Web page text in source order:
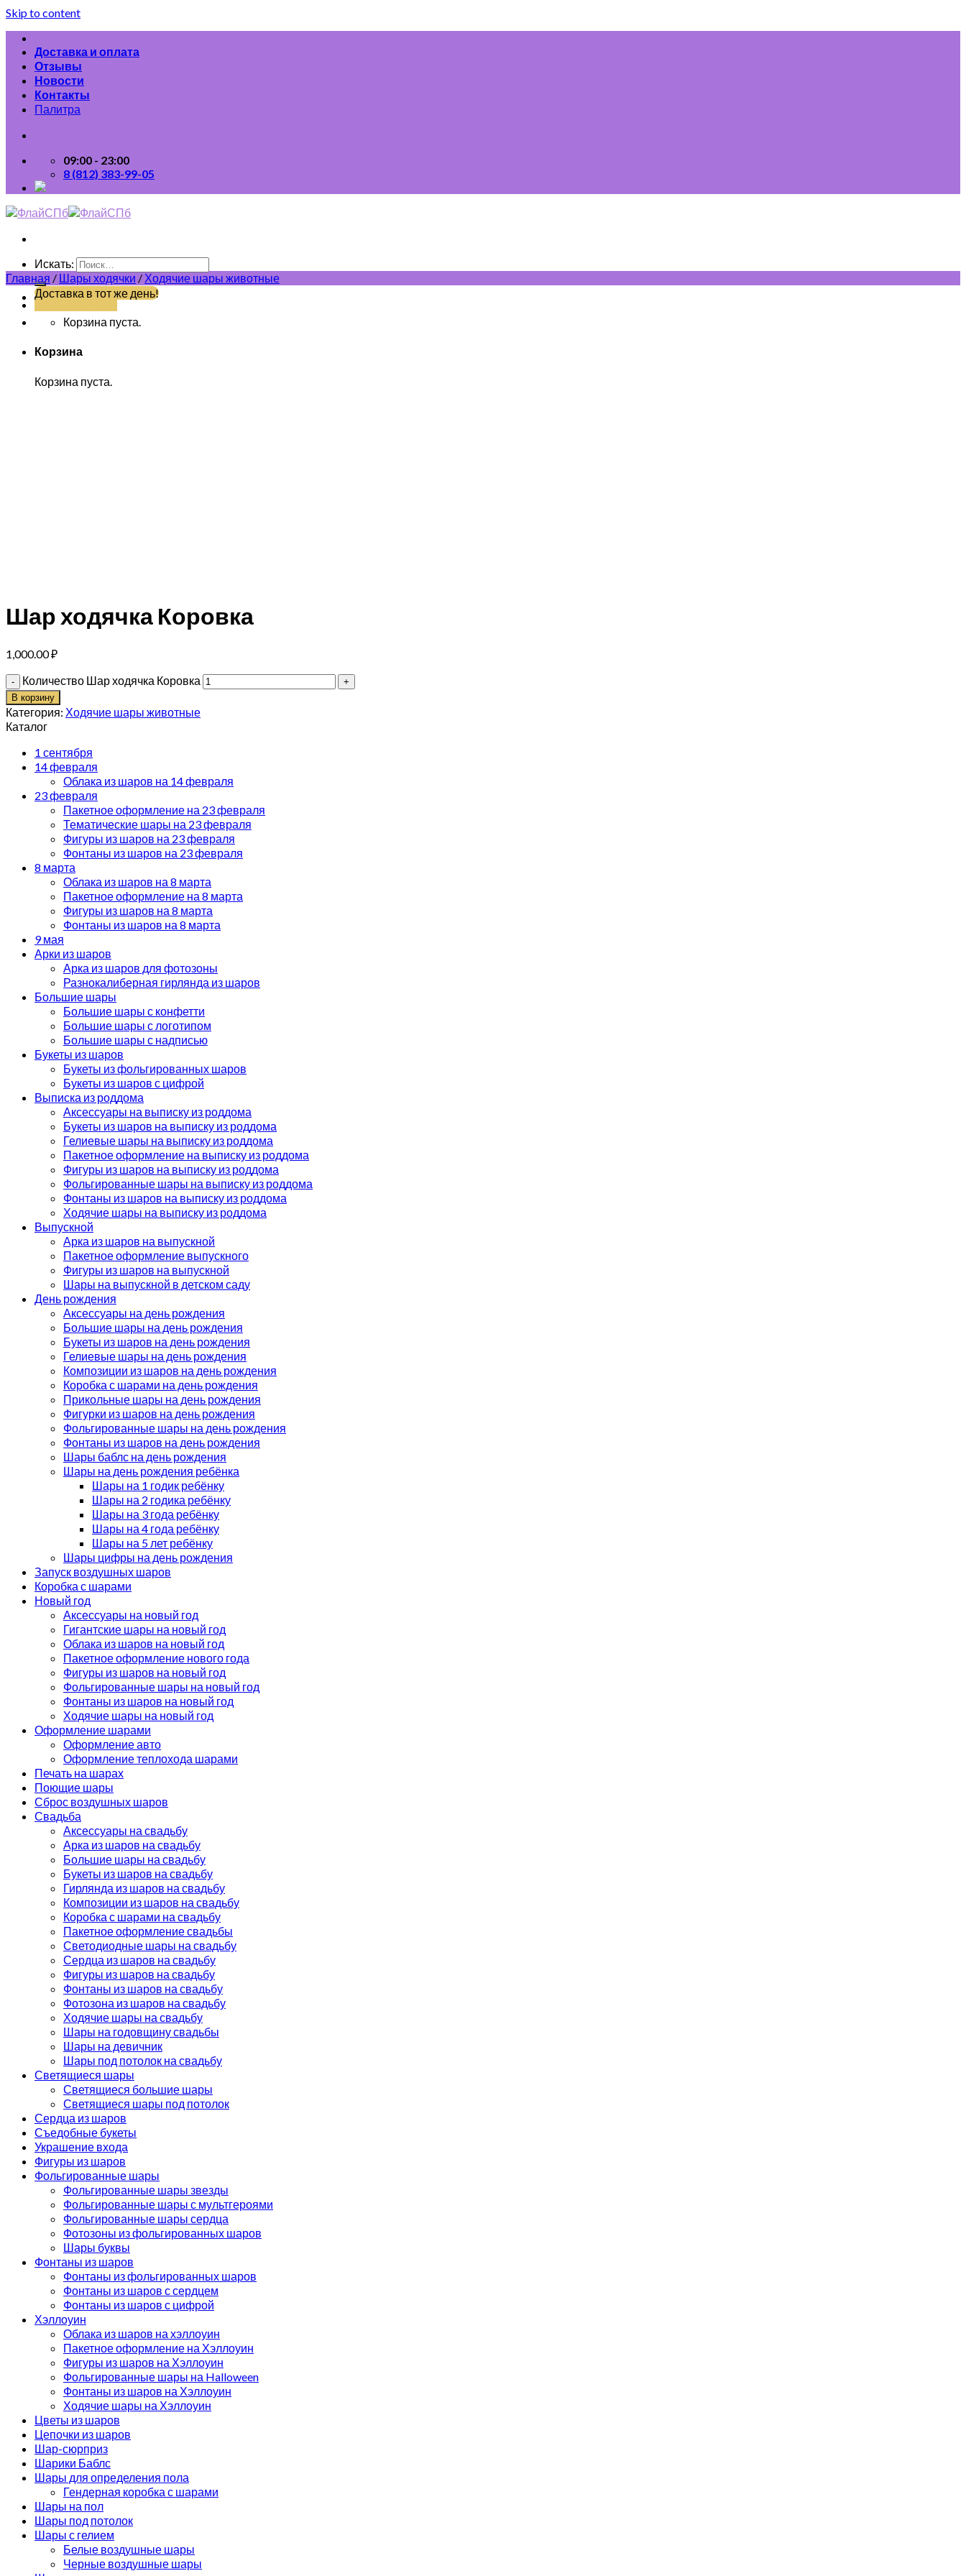
Skip to content
Доставка и оплата
Отзывы
Новости
Контакты
Палитра
09:00 - 23:00
8 (812) 383-99-05
Искать:
(812) 383-99-05
Доставка в тот же день!
Корзина пуста.
Корзина
Корзина пуста.
Главная / Шары ходячки / Ходячие шары животные
Шар ходячка Коровка
1,000.00₽
Количество Шар ходячка Коровка
В корзину
Категория: Ходячие шары животные
Каталог
1 сентября
14 февраля
Облака из шаров на 14 февраля
23 февраля
Пакетное оформление на 23 февраля
Тематические шары на 23 февраля
Фигуры из шаров на 23 февраля
Фонтаны из шаров на 23 февраля
8 марта
Облака из шаров на 8 марта
Пакетное оформление на 8 марта
Фигуры из шаров на 8 марта
Фонтаны из шаров на 8 марта
9 мая
Арки из шаров
Арка из шаров для фотозоны
Разнокалиберная гирлянда из шаров
Большие шары
Большие шары с конфетти
Большие шары с логотипом
Большие шары с надписью
Букеты из шаров
Букеты из фольгированных шаров
Букеты из шаров с цифрой
Выписка из роддома
Аксессуары на выписку из роддома
Букеты из шаров на выписку из роддома
Гелиевые шары на выписку из роддома
Пакетное оформление на выписку из роддома
Фигуры из шаров на выписку из роддома
Фольгированные шары на выписку из роддома
Фонтаны из шаров на выписку из роддома
Ходячие шары на выписку из роддома
Выпускной
Арка из шаров на выпускной
Пакетное оформление выпускного
Фигуры из шаров на выпускной
Шары на выпускной в детском саду
День рождения
Аксессуары на день рождения
Большие шары на день рождения
Букеты из шаров на день рождения
Гелиевые шары на день рождения
Композиции из шаров на день рождения
Коробка с шарами на день рождения
Прикольные шары на день рождения
Фигурки из шаров на день рождения
Фольгированные шары на день рождения
Фонтаны из шаров на день рождения
Шары баблс на день рождения
Шары на день рождения ребёнка
Шары на 1 годик ребёнку
Шары на 2 годика ребёнку
Шары на 3 года ребёнку
Шары на 4 года ребёнку
Шары на 5 лет ребёнку
Шары цифры на день рождения
Запуск воздушных шаров
Коробка с шарами
Новый год
Аксессуары на новый год
Гигантские шары на новый год
Облака из шаров на новый год
Пакетное оформление нового года
Фигуры из шаров на новый год
Фольгированные шары на новый год
Фонтаны из шаров на новый год
Ходячие шары на новый год
Оформление шарами
Оформление авто
Оформление теплохода шарами
Печать на шарах
Поющие шары
Сброс воздушных шаров
Свадьба
Аксессуары на свадьбу
Арка из шаров на свадьбу
Большие шары на свадьбу
Букеты из шаров на свадьбу
Гирлянда из шаров на свадьбу
Композиции из шаров на свадьбу
Коробка с шарами на свадьбу
Пакетное оформление свадьбы
Светодиодные шары на свадьбу
Сердца из шаров на свадьбу
Фигуры из шаров на свадьбу
Фонтаны из шаров на свадьбу
Фотозона из шаров на свадьбу
Ходячие шары на свадьбу
Шары на годовщину свадьбы
Шары на девичник
Шары под потолок на свадьбу
Светящиеся шары
Светящиеся большие шары
Светящиеся шары под потолок
Сердца из шаров
Съедобные букеты
Украшение входа
Фигуры из шаров
Фольгированные шары
Фольгированные шары звезды
Фольгированные шары с мультгероями
Фольгированные шары сердца
Фотозоны из фольгированных шаров
Шары буквы
Фонтаны из шаров
Фонтаны из фольгированных шаров
Фонтаны из шаров с сердцем
Фонтаны из шаров с цифрой
Хэллоуин
Облака из шаров на хэллоуин
Пакетное оформление на Хэллоуин
Фигуры из шаров на Хэллоуин
Фольгированные шары на Halloween
Фонтаны из шаров на Хэллоуин
Ходячие шары на Хэллоуин
Цветы из шаров
Цепочки из шаров
Шар-сюрприз
Шарики Баблс
Шары для определения пола
Гендерная коробка с шарами
Шары на пол
Шары под потолок
Шары с гелием
Белые воздушные шары
Черные воздушные шары